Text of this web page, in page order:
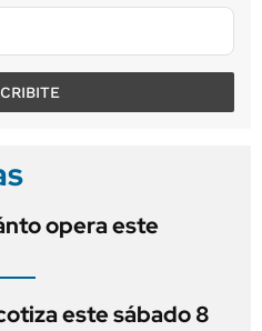
opera este
este sábado 8